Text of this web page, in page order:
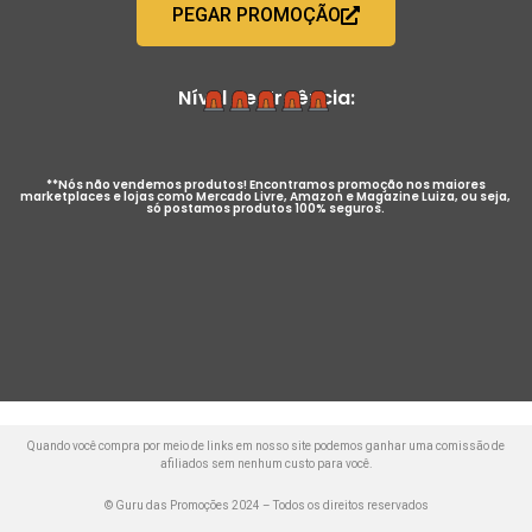
PEGAR PROMOÇÃO
Nível de Urgência:
**Nós não vendemos produtos! Encontramos promoção nos maiores
marketplaces e lojas como Mercado Livre, Amazon e Magazine Luiza, ou seja,
só postamos produtos 100% seguros.
Quando você compra por meio de links em nosso site podemos ganhar uma comissão de
afiliados sem nenhum custo para você.
© Guru das Promoções 2024 – Todos os direitos reservados